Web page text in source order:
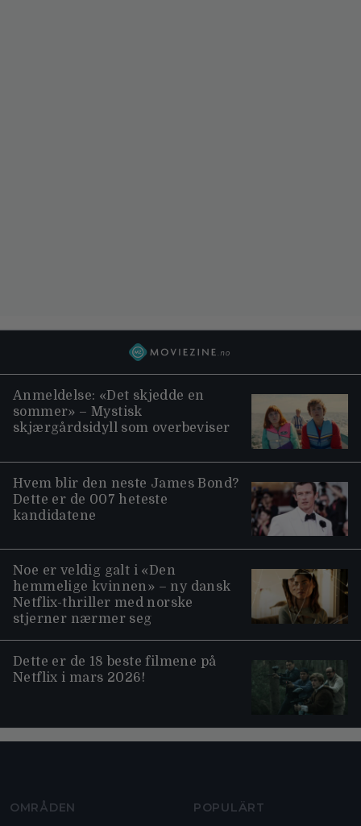
Anmeldelse: «Det skjedde en
sommer» – Mystisk
skjærgårdsidyll som overbeviser
Hvem blir den neste James Bond?
Dette er de 007 heteste
kandidatene
Noe er veldig galt i «Den
hemmelige kvinnen» – ny dansk
Netflix-thriller med norske
stjerner nærmer seg
Dette er de 18 beste filmene på
Netflix i mars 2026!
OMRÅDEN POPULÄRT